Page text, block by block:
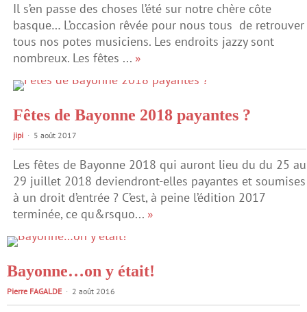
Il s’en passe des choses l’été sur notre chère côte
basque… L’occasion rêvée pour nous tous de retrouver
tous nos potes musiciens. Les endroits jazzy sont
nombreux. Les fêtes ... »
Fêtes de Bayonne 2018 payantes ?
jipi 5 août 2017
Les fêtes de Bayonne 2018 qui auront lieu du du 25 au
29 juillet 2018 deviendront-elles payantes et soumises
à un droit d’entrée ? C’est, à peine l’édition 2017
terminée, ce qu&rsquo... »
Bayonne…on y était!
Pierre FAGALDE 2 août 2016